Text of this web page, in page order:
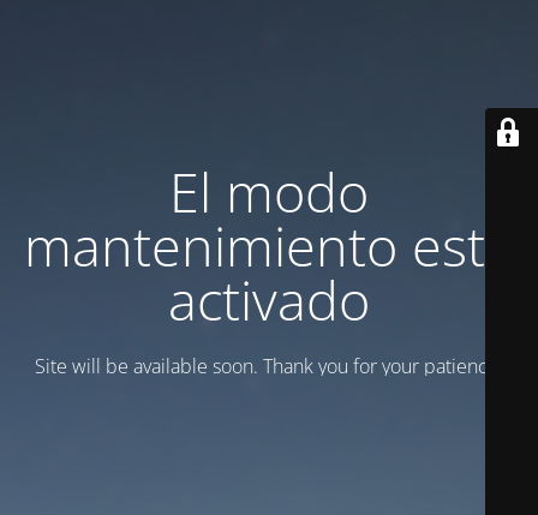
El modo
mantenimiento está
activado
Site will be available soon. Thank you for your patience!